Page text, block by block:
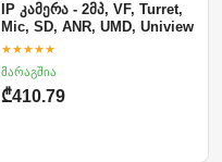
IP კამერა - 2მპ, VF, Turret,
Mic, SD, ANR, UMD, Uniview
★★★★★
მარაგშია
₾410.79